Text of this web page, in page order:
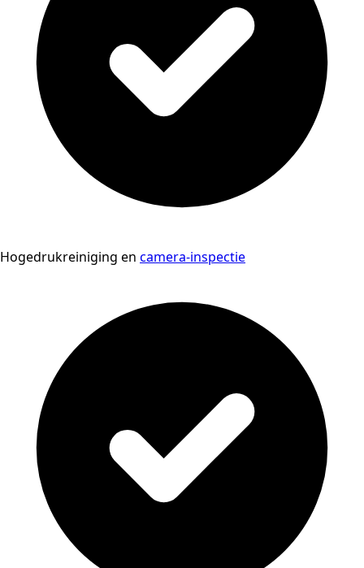
Hogedrukreiniging en camera-inspectie